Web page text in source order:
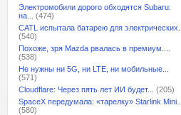
Электромобили дорого обходятся Subaru:
на...
(474)
CATL испытала батарею для электрических...
(540)
Похоже, зря Mazda рвалась в премиум....
(538)
Не нужны ни 5G, ни LTE, ни мобильные...
(571)
Cloudflare: Через пять лет ИИ будет...
(205)
SpaceX передумала: «тарелку» Starlink Mini...
(580)